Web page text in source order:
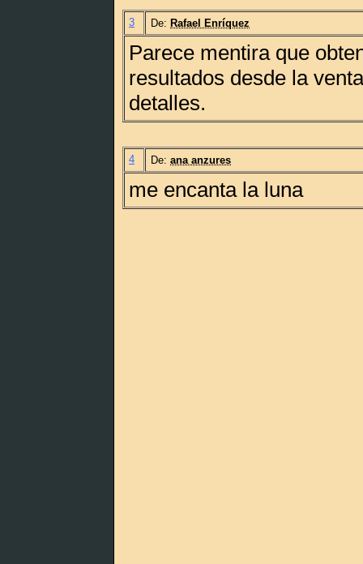
3 De: Rafael Enríquez
Parece mentira que
resultados desde la
detalles.
4 De: ana anzures
me encanta la luna